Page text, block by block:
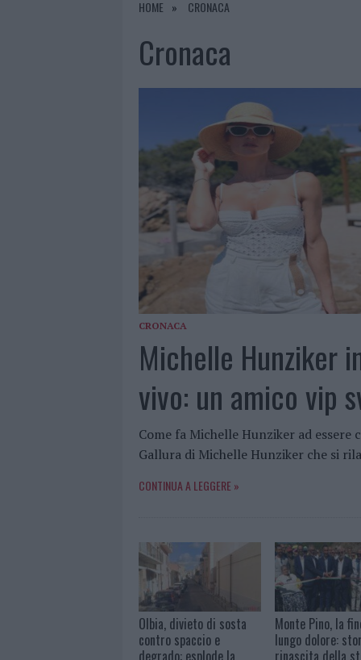
HOME CRONACA
Cronaca
CRONACA
Michelle Hunziker
vivo: un amico vip
Come fa Michelle Hunziker ad
Gallura di Michelle Hunziker che si
CONTINUA A LEGGERE »
Olbia, divieto di sosta
contro spaccio e
degrado: esplode la
Monte Pino, la
lungo dolore:
rinascita della